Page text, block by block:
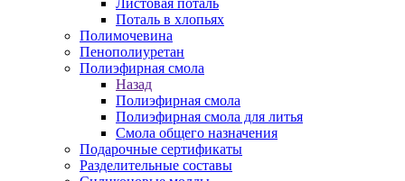
Листовая поталь
Поталь в хлопьях
Полимочевина
Пенополиуретан
Полиэфирная смола
Назад
Полиэфирная смола
Полиэфирная смола для литья
Смола общего назначения
Подарочные сертификаты
Разделительные составы